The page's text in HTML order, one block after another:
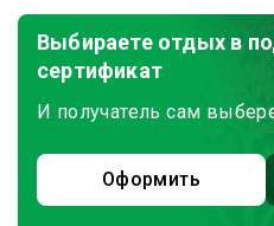
Выбираете отдых в
сертификат
И получатель сам
Оформить